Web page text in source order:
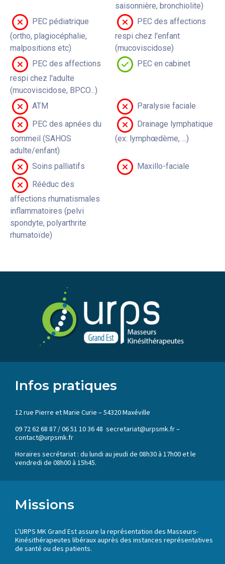
saisonnière, bronchiolite)
PEC pédiatrique
(ortho, plagiocéphalie,
malpositions etc)
PEC des affections
respi chez l'enfant
(mucoviscidose)
PEC des affections
respi chez l'adulte
(mucoviscidose, BPCO...)
PEC en cabinet
ATM
Paralysie faciale
PEC des apnées du
sommeil (SAHOS
adulte/enfant)
Drainage lymphatique
(ex: lymphœdème, ...)
Soins palliatifs
Maxillo-faciale
Rééduc des
affections rhumatismales
inflammatoires (pelvi
spondyte, polyarthrite
rhumatoïde)
Infos pratiques
12 rue Pierre et Marie Curie – 54320 Maxéville
09 72 62 68 87 / 06 51 10 36 48 secretariat@urpsmk.fr –
contact@urpsmk.fr
Horaires secrétariat : du lundi au jeudi de 08h30 à 17h00 et le
vendredi de 08h00 à 15h45.
Missions
L’URPS MK Grand Est assure la représentation des Masseurs-
Kinésithérapeutes libéraux auprès des instances représentatives
de santé ou des patients.